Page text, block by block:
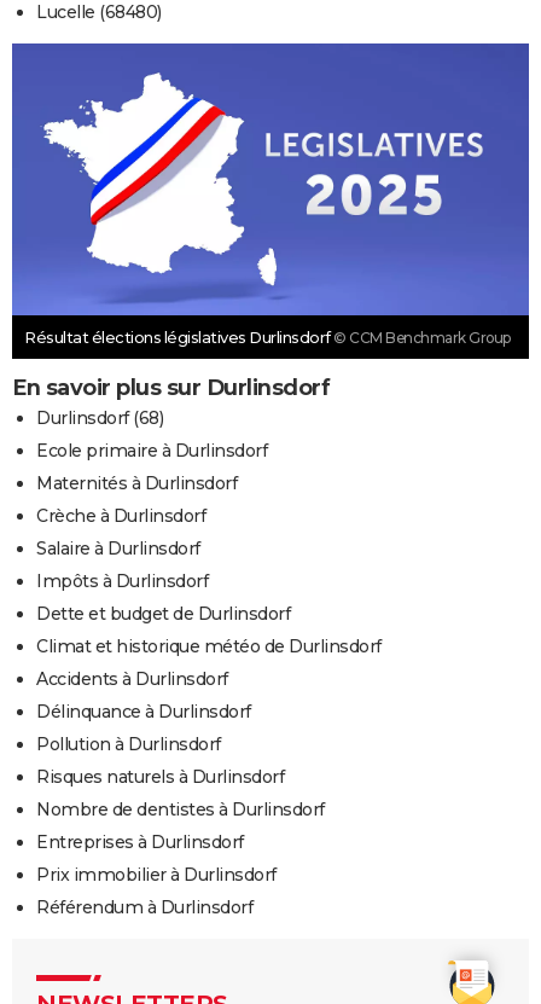
Lucelle (68480)
Résultat élections législatives Durlinsdorf© CCM Benchmark Group
En savoir plus sur Durlinsdorf
Durlinsdorf (68)
Ecole primaire à Durlinsdorf
Maternités à Durlinsdorf
Crèche à Durlinsdorf
Salaire à Durlinsdorf
Impôts à Durlinsdorf
Dette et budget de Durlinsdorf
Climat et historique météo de Durlinsdorf
Accidents à Durlinsdorf
Délinquance à Durlinsdorf
Pollution à Durlinsdorf
Risques naturels à Durlinsdorf
Nombre de dentistes à Durlinsdorf
Entreprises à Durlinsdorf
Prix immobilier à Durlinsdorf
Référendum à Durlinsdorf